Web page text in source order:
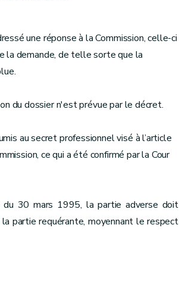
une réponse à la Commission, celle-ci
la demande, de telle sorte que la
du dossier n'est prévue par le décret.
au secret professionnel visé à l’article
ce qui a été confirmé par la Cour
du 30 mars 1995, la partie adverse doit
partie requérante, moyennant le respect